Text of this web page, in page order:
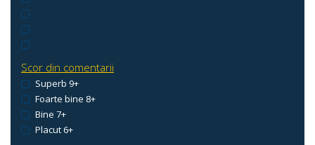
Scor din comentarii
Superb 9+
Foarte bine 8+
Bine 7+
Placut 6+